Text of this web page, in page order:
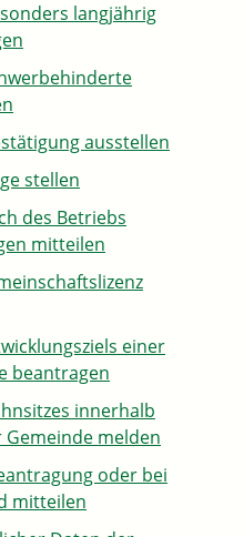
langjährig
ausstellen
stellen
des Betriebs
mitteilen
einer
beantragen
innerhalb
melden
oder bei
mitteilen